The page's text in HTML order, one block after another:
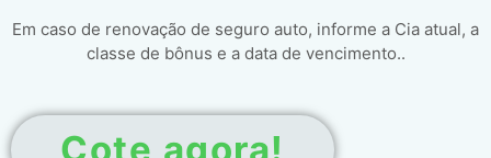
Em caso de renovação de seguro auto, informe a Cia atual, a
classe de bônus e a data de vencimento..